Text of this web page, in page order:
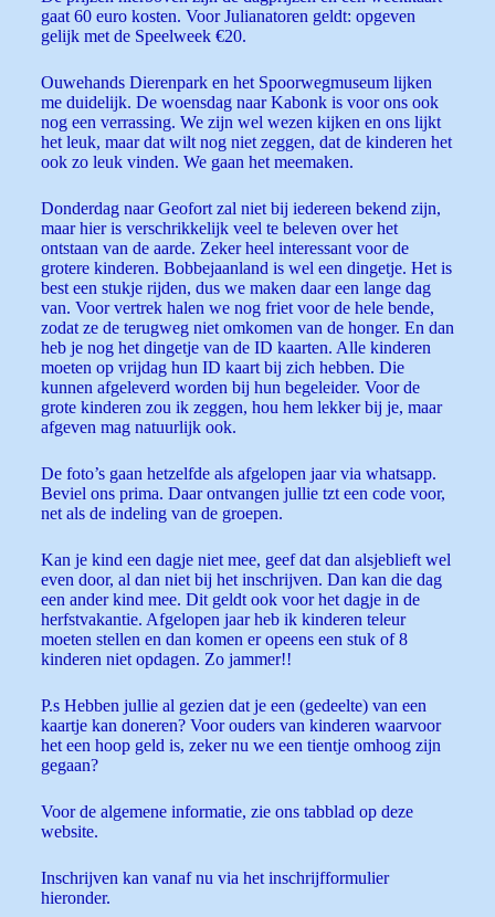
gaat 60 euro kosten. Voor Julianatoren geldt: opgeven
gelijk met de Speelweek €20.
Ouwehands Dierenpark en het Spoorwegmuseum lijken
me duidelijk. De woensdag naar Kabonk is voor ons ook
nog een verrassing. We zijn wel wezen kijken en ons lijkt
het leuk, maar dat wilt nog niet zeggen, dat de kinderen het
ook zo leuk vinden. We gaan het meemaken.
Donderdag naar Geofort zal niet bij iedereen bekend zijn,
maar hier is verschrikkelijk veel te beleven over het
ontstaan van de aarde. Zeker heel interessant voor de
grotere kinderen. Bobbejaanland is wel een dingetje. Het is
best een stukje rijden, dus we maken daar een lange dag
van. Voor vertrek halen we nog friet voor de hele bende,
zodat ze de terugweg niet omkomen van de honger. En dan
heb je nog het dingetje van de ID kaarten. Alle kinderen
moeten op vrijdag hun ID kaart bij zich hebben. Die
kunnen afgeleverd worden bij hun begeleider. Voor de
grote kinderen zou ik zeggen, hou hem lekker bij je, maar
afgeven mag natuurlijk ook.
De foto’s gaan hetzelfde als afgelopen jaar via whatsapp.
Beviel ons prima. Daar ontvangen jullie tzt een code voor,
net als de indeling van de groepen.
Kan je kind een dagje niet mee, geef dat dan alsjeblieft wel
even door, al dan niet bij het inschrijven. Dan kan die dag
een ander kind mee. Dit geldt ook voor het dagje in de
herfstvakantie. Afgelopen jaar heb ik kinderen teleur
moeten stellen en dan komen er opeens een stuk of 8
kinderen niet opdagen. Zo jammer!!
P.s Hebben jullie al gezien dat je een (gedeelte) van een
kaartje kan doneren? Voor ouders van kinderen waarvoor
het een hoop geld is, zeker nu we een tientje omhoog zijn
gegaan?
Voor de algemene informatie, zie ons tabblad op deze
website.
Inschrijven kan vanaf nu via het inschrijfformulier
hieronder.